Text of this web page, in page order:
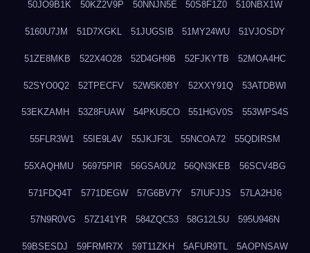
50JO9B1K 50KZ2V9P 50NNJN5E 50S8F1Z0 510NBX1W
5160U7JM 51D7XGKL 51JUGSIB 51MY24WU 51VJOSDY
51ZE8MKB 522X4O28 52D4GH9B 52FJKYTB 52MOA4HC
52SYO0Q2 52TPECFV 52W5K0BY 52XXY91Q 53ATDBWI
53EKZAMH 53Z8FUAW 54PKU5CO 551HGV0S 553WPS4S
55FLR3W1 55IE9L4V 55JKJF3L 55NCOA72 55QDIRSM
55XAQHMU 56975PIR 56GSA0U2 56QN3KEB 56SCV4BG
571FDQ4T 5771DEGW 57G6BV7Y 57IUFJJS 57LA2HJ6
57N9R0VG 57Z141YR 584ZQC53 58G12L5U 595U946N
59BSESDJ 59FRMR7X 59T11ZKH 5AFUR9TL 5AOPNSAW